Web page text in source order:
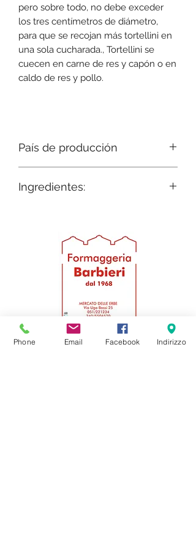
pero sobre todo, no debe exceder
los tres centímetros de diámetro,
para que se recojan más tortellini en
una sola cucharada., Tortellini se
cuecen en carne de res y capón o en
caldo de res y pollo.
País de producción
Ingredientes:
Phone Email Facebook Indirizzo